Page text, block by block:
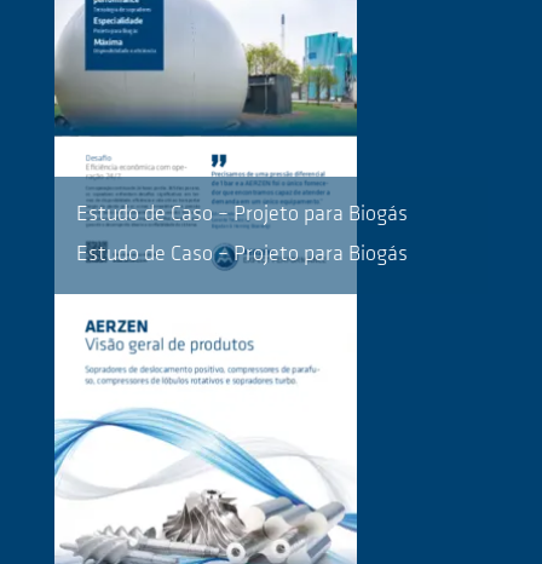
Estudo de Caso – Projeto para Biogás
Estudo de Caso – Projeto para Biogás